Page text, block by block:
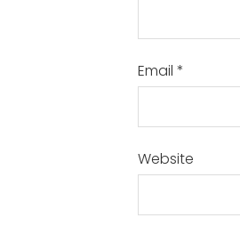
Email *
Website